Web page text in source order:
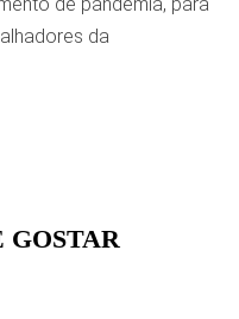
de pandemia, para
da
GOSTAR